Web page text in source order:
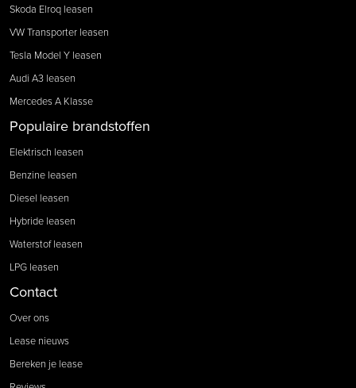
Skoda Elroq leasen
VW Transporter leasen
Tesla Model Y leasen
Audi A3 leasen
Mercedes A Klasse
Populaire brandstoffen
Elektrisch leasen
Benzine leasen
Diesel leasen
Hybride leasen
Waterstof leasen
LPG leasen
Contact
Over ons
Lease nieuws
Bereken je lease